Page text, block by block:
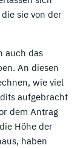
sie von der
auch das
An diesen
wie viel
aufgebracht
dem Antrag
Höhe der
haben